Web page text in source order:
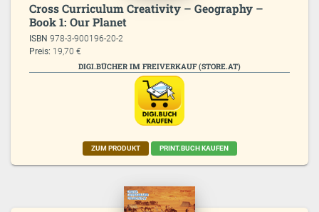
Cross Curriculum Creativity – Geography –
Book 1: Our Planet
ISBN978-3-900196-20-2
Preis: 19,70 €
DIGI.BÜCHER IM FREIVERKAUF (STORE.AT)
ZUM PRODUKT PRINT.BUCH KAUFEN